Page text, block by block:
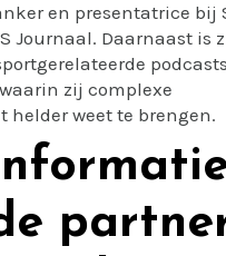
en presentatrice bij
Journaal. Daarnaast is
zij complexe
weet te brengen.